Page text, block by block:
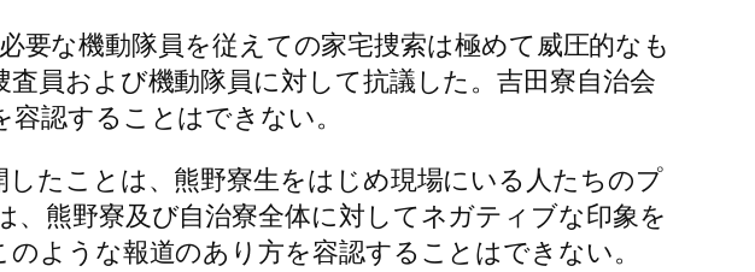
要な機動隊員を従えての家宅捜索は極めて威圧的なも
員および機動隊員に対して抗議した。吉田寮自治会
認することはできない。
たことは、熊野寮生をはじめ現場にいる人たちのプ
熊野寮及び自治寮全体に対してネガティブな印象を
ような報道のあり方を容認することはできない。